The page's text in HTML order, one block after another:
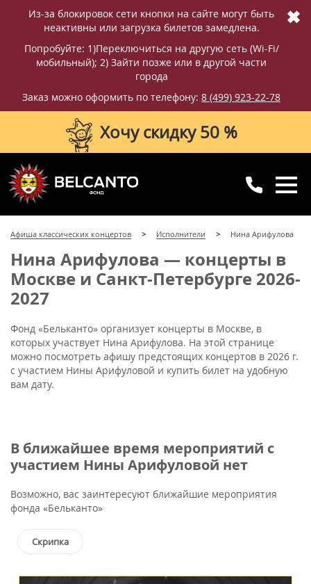
Из-за блокировок сети кнопки на сайте могут быть
неактивны или загрузка билетов замедлена.
Попробуйте: 1)Переключиться на другую сеть (Wi-Fi/
мобильный); 2) Зайти позже или в другой части
города
Заказ можно оформить по телефону: 8 (499) 923-22-78
✖
Хочу скидку 50 %
8 (499) 923-22-78
8 (800) 770-09-71
для регионов
Афиша классических концертов Исполнители Нина Арифулова
Нина Арифулова — концерты в
Москве и Санкт-Петербурге 2026-
2027
Фонд «Бельканто» организует концерты в Москве, в
которых участвует Нина Арифулова. На этой странице
можно посмотреть афишу предстоящих концертов в 2026 г.
с участием Нины Арифуловой и купить билет на удобную
вам дату.
В ближайшее время мероприятий с
участием Нины Арифуловой нет
Возможно, вас заинтересуют ближайшие мероприятия
фонда «Бельканто»
Скрипка